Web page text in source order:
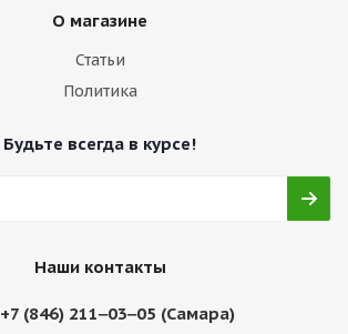
О магазине
Статьи
Политика
Будьте всегда в курсе!
Наши контакты
+7 (846) 211‒03‒05 (Самара)